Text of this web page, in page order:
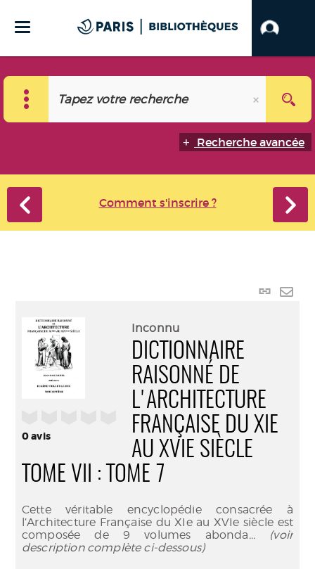
Recherche avancée
Comment s'inscrire ?
Lien
0avis
Inconnu
DICTIONNAIRE
RAISONNÉ DE
L'ARCHITECTURE
FRANÇAISE DU XIE
AU XVIE SIÈCLE
TOME VII : TOME 7
Cette véritable encyclopédie consacrée à
l’Architecture Française du XIe au XVIe siècle est
composée de 9 volumes abonda... (voir
description complète ci-dessous)